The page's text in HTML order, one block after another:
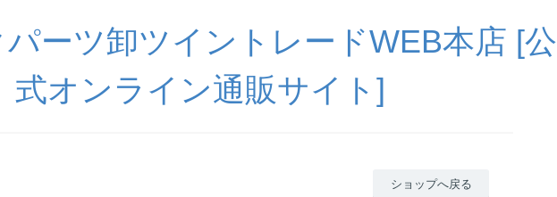
ーツ卸ツイントレードWEB本店 [公
式オンライン通販サイト]
ショップへ戻る